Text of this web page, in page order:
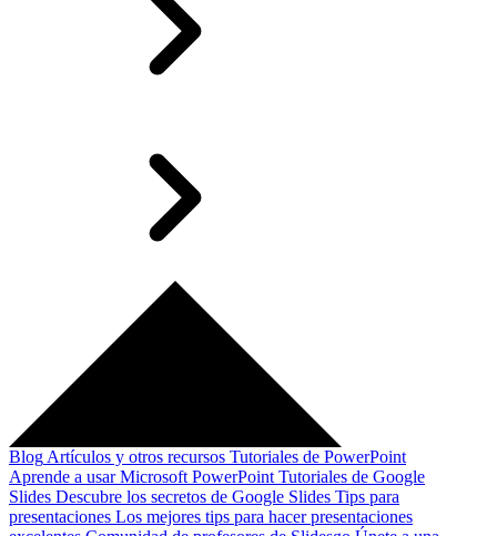
Blog Artículos y otros recursos Tutoriales de PowerPoint
Aprende a usar Microsoft PowerPoint Tutoriales de Google
Slides Descubre los secretos de Google Slides Tips para
presentaciones Los mejores tips para hacer presentaciones